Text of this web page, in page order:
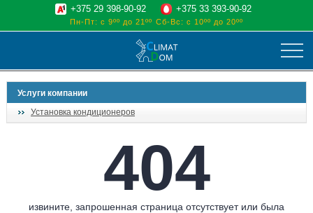
климат
отопительные котлы
водоснабжение
дом, сад, стройка
о нас
+375 29 398-90-92 +375 33 393-90-92
Пн-Пт: с 9ºº до 21ºº Сб-Вс: с 10ºº до 20ºº
Услуги компании
Установка кондиционеров
404
извините, запрошенная страница отсутствует или была